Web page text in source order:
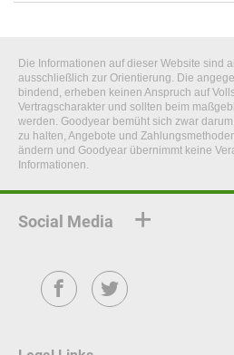
Die Informationen auf dieser Website sind
ausschließlich zur Orientierung. Die
bindend, erheben keinen Anspruch auf
Vertragscharakter und sollten beim
werden. Goodyear bemüht sich zwar
zu halten, Angebote und
ändern und Goodyear übernimmt keine
Informationen.
Social Media
FacebookTwitter